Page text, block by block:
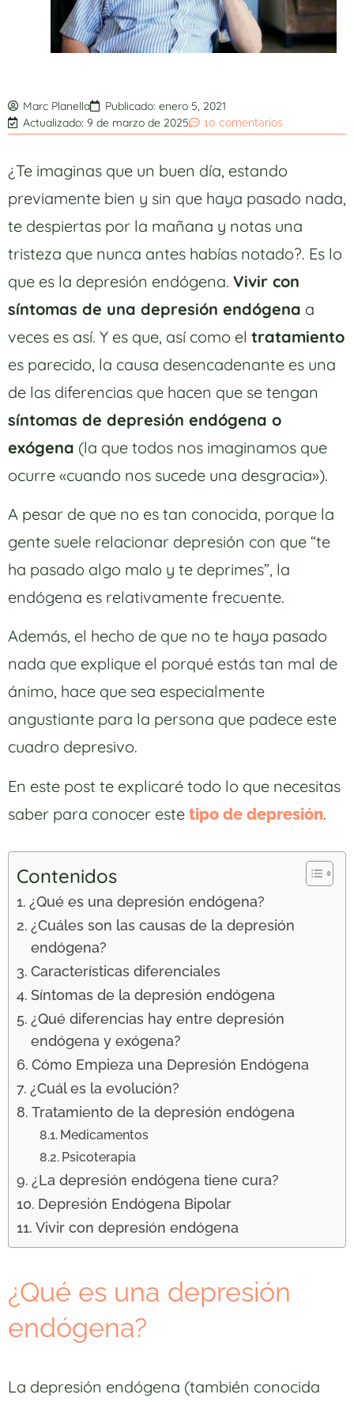
Marc Planella Publicado: enero 5, 2021
Actualizado: 9 de marzo de 2025
10 comentarios
¿Te imaginas que un buen día, estando
previamente bien y sin que haya pasado nada,
te despiertas por la mañana y notas una
tristeza que nunca antes habías notado?. Es lo
que es la depresión endógena. Vivir con
síntomas de una depresión endógena a
veces es así. Y es que, así como el tratamiento
es parecido, la causa desencadenante es una
de las diferencias que hacen que se tengan
síntomas de depresión endógena o
exógena (la que todos nos imaginamos que
ocurre «cuando nos sucede una desgracia»).
A pesar de que no es tan conocida, porque la
gente suele relacionar depresión con que “te
ha pasado algo malo y te deprimes”, la
endógena es relativamente frecuente.
Además, el hecho de que no te haya pasado
nada que explique el porqué estás tan mal de
ánimo, hace que sea especialmente
angustiante para la persona que padece este
cuadro depresivo.
En este post te explicaré todo lo que necesitas
saber para conocer este tipo de depresión.
Contenidos
¿Qué es una depresión endógena?
¿Cuáles son las causas de la depresión
endógena?
Características diferenciales
Síntomas de la depresión endógena
¿Qué diferencias hay entre depresión
endógena y exógena?
Cómo Empieza una Depresión Endógena
¿Cuál es la evolución?
Tratamiento de la depresión endógena
Medicamentos
Psicoterapia
¿La depresión endógena tiene cura?
Depresión Endógena Bipolar
Vivir con depresión endógena
¿Qué es una depresión
endógena?
La depresión endógena (también conocida